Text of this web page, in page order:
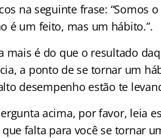
na seguinte frase: “Somos
é um feito, mas um hábito.”.
mais é do que o resultado
a ponto de se tornar um
desempenho estão te
acima, por favor, leia
falta para você se tornar